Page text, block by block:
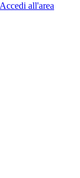
Accedi all'area